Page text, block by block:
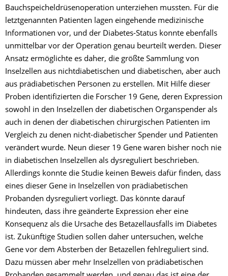
Bauchspeicheldrüsenoperation unterziehen mussten. Für die
letztgenannten Patienten lagen eingehende medizinische
Informationen vor, und der Diabetes-Status konnte ebenfalls
unmittelbar vor der Operation genau beurteilt werden. Dieser
Ansatz ermöglichte es daher, die größte Sammlung von
Inselzellen aus nichtdiabetischen und diabetischen, aber auch
aus prädiabetischen Personen zu erstellen. Mit Hilfe dieser
Proben identifizierten die Forscher 19 Gene, deren Expression
sowohl in den Inselzellen der diabetischen Organspender als
auch in denen der diabetischen chirurgischen Patienten im
Vergleich zu denen nicht-diabetischer Spender und Patienten
verändert wurde. Neun dieser 19 Gene waren bisher noch nie
in diabetischen Inselzellen als dysreguliert beschrieben.
Allerdings konnte die Studie keinen Beweis dafür finden, dass
eines dieser Gene in Inselzellen von prädiabetischen
Probanden dysreguliert vorliegt. Das könnte darauf
hindeuten, dass ihre geänderte Expression eher eine
Konsequenz als die Ursache des Betazellausfalls im Diabetes
ist. Zukünftige Studien sollen daher untersuchen, welche
Gene vor dem Absterben der Betazellen fehlreguliert sind.
Dazu müssen aber mehr Inselzellen von prädiabetischen